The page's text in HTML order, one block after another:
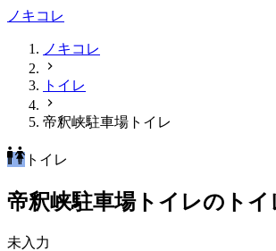
ノキコレ
ノキコレ
トイレ
帝釈峡駐車場トイレ
トイレ
帝釈峡駐車場トイレのトイ
未入力